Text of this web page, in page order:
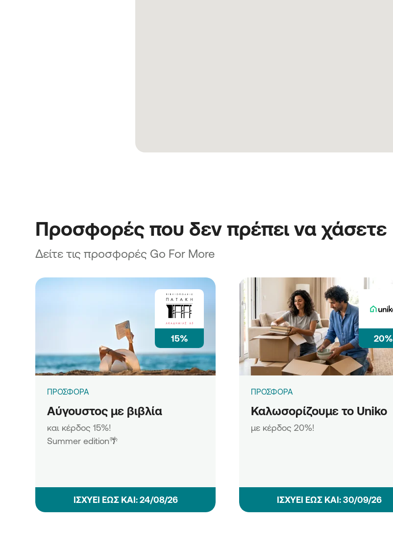
Προσφορές που δεν πρέπει να χάσετε
Δείτε τις προσφορές Go For More
15%
ΠΡΟΣΦΟΡΑ
Αύγουστος με βιβλία
και κέρδος 15%!
Summer edition🌴
ΙΣΧΥΕΙ ΕΩΣ ΚΑΙ: 24/08/26
20%
ΠΡΟΣΦΟΡΑ
Καλωσορίζουμε το Uniko
με κέρδος 20%!
ΙΣΧΥΕΙ ΕΩΣ ΚΑΙ: 30/09/26